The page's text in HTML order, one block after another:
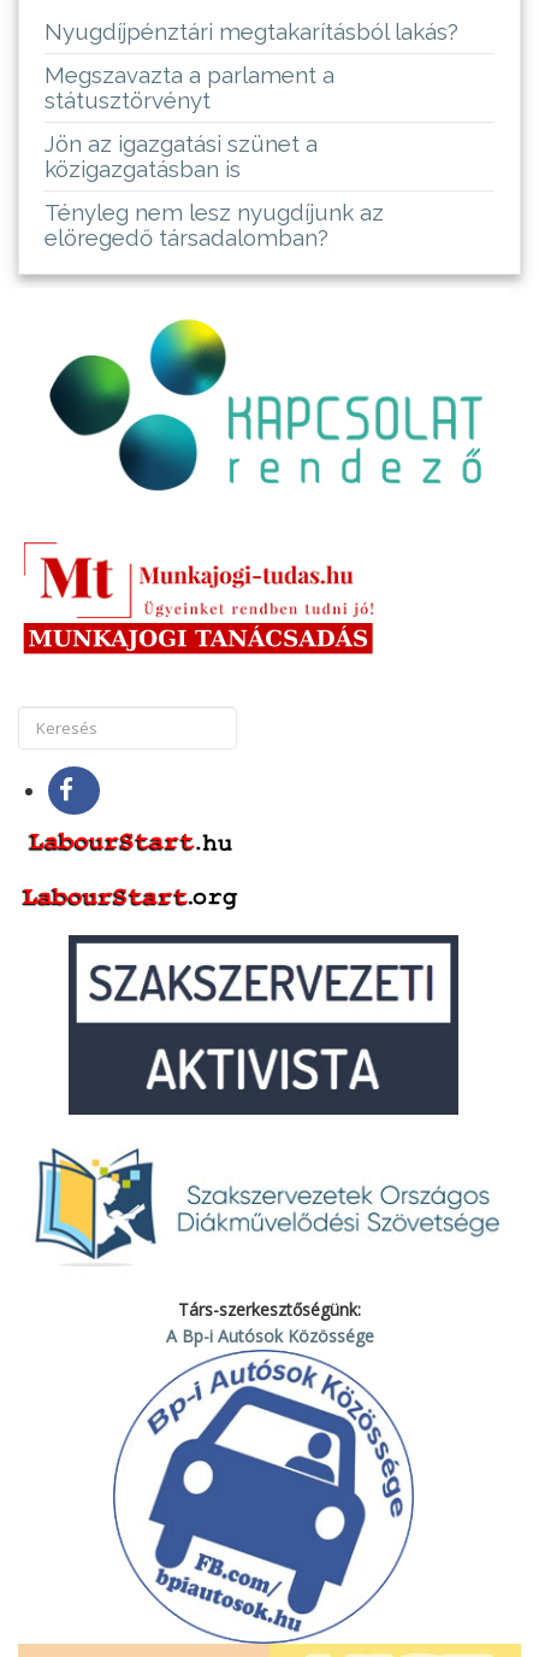
Nyugdíjpénztári megtakarításból lakás?
Megszavazta a parlament a
státusztörvényt
Jön az igazgatási szünet a
közigazgatásban is
Tényleg nem lesz nyugdíjunk az
elöregedő társadalomban?
Társ-szerkesztőségünk:
A Bp-i Autósok Közössége